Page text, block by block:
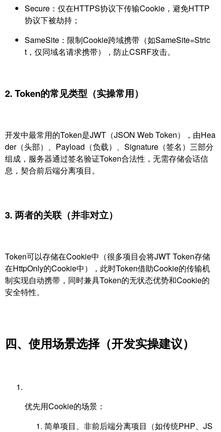
Secure：仅在HTTPS协议下传输Cookie，避免HTTP
协议下被劫持；
SameSite：限制Cookie跨域携带（如SameSite=Stric
t，仅同域名请求携带），防止CSRF攻击。
2. Token的常见类型（实操常用）
开发中最常用的Token是JWT（JSON Web Token），由Hea
der（头部）、Payload（负载）、Signature（签名）三部分
组成，服务器通过签名验证Token合法性，无需存储会话信
息，契合前后端分离项目。
3. 两者的关联（并非对立）
Token可以存储在Cookie中（很多项目会将JWT Token存储
在HttpOnly的Cookie中），此时Token借助Cookie的传输机
制实现自动携带，同时兼具Token的无状态优势和Cookie的
安全特性。
四、使用场景选择（开发实操建议）
优先用Cookie的场景：
简单项目、非前后端分离项目（如传统PHP、JS